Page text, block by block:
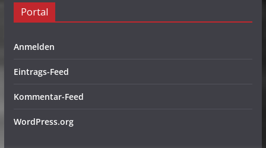
Portal
Anmelden
Eintrags-Feed
Kommentar-Feed
WordPress.org